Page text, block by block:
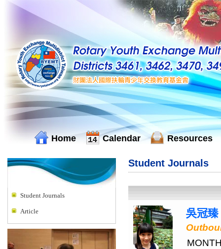
Home Calendar Resources
Student Journals
Article
Student Journals
吳冠臻